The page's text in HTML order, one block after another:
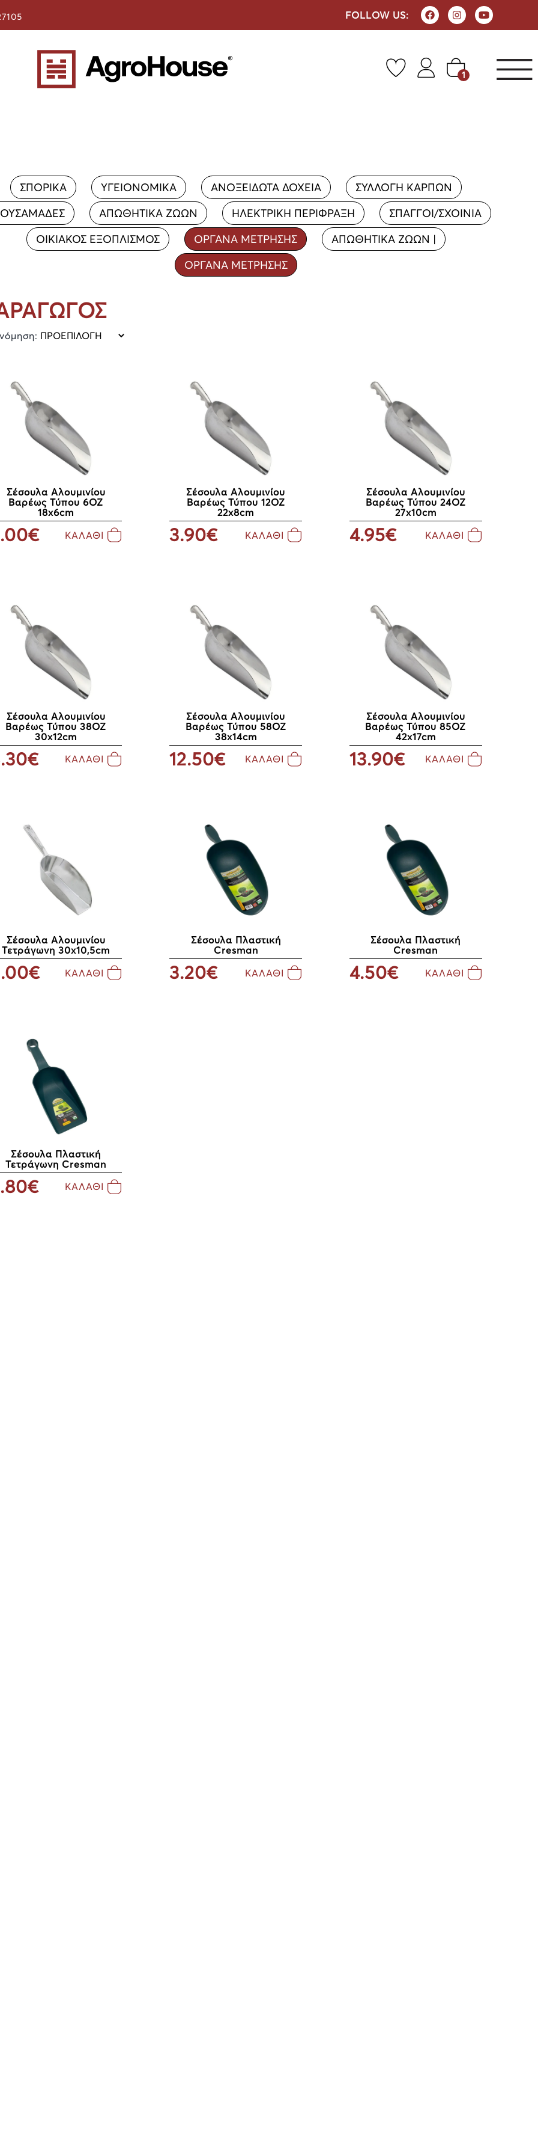
FOLLOW US:
1
ΣΠΟΡΙΚΑ ΥΓΕΙΟΝΟΜΙΚΑ ΑΝΟΞΕΙΔΩΤΑ ΔΟΧΕΙΑ
ΣΥΛΛΟΓΗ ΚΑΡΠΩΝ
ΑΠΩΘΗΤΙΚΑ ΖΩΩΝ ΗΛΕΚΤΡΙΚΗ ΠΕΡΙΦΡΑΞΗ
ΣΠΑΓΓΟΙ/ΣΧΟΙΝΙΑ
ΟΙΚΙΑΚΟΣ ΕΞΟΠΛΙΣΜΟΣ
ΟΡΓΑΝΑ ΜΕΤΡΗΣΗΣ
ΑΠΩΘΗΤΙΚΑ ΖΩΩΝ |
ΟΡΓΑΝΑ ΜΕΤΡΗΣΗΣ
Σέσουλα Αλουμινίου
Βαρέως Τύπου 6ΟΖ
18x6cm
ΚΑΛΑΘΙ
Σέσουλα Αλουμινίου
Βαρέως Τύπου 12ΟΖ
22x8cm
3.90€ ΚΑΛΑΘΙ
Σέσουλα Αλουμινίου
Βαρέως Τύπου 24ΟΖ
27x10cm
4.95€ ΚΑΛΑΘΙ
Σέσουλα Αλουμινίου
Βαρέως Τύπου 38ΟΖ
30x12cm
ΚΑΛΑΘΙ
Σέσουλα Αλουμινίου
Βαρέως Τύπου 58ΟΖ
38x14cm
12.50€ ΚΑΛΑΘΙ
Σέσουλα Αλουμινίου
Βαρέως Τύπου 85ΟΖ
42x17cm
13.90€ ΚΑΛΑΘΙ
Σέσουλα Αλουμινίου
Τετράγωνη 30x10,5cm
ΚΑΛΑΘΙ
Σέσουλα Πλαστική
Cresman
3.20€ ΚΑΛΑΘΙ
Σέσουλα Πλαστική
Cresman
4.50€ ΚΑΛΑΘΙ
Σέσουλα Πλαστική
Τετράγωνη Cresman
ΚΑΛΑΘΙ